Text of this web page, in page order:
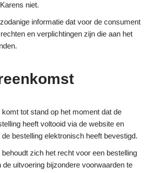
niet.
informatie dat voor de consument
en verplichtingen zijn die aan het
tot stand op het moment dat de
heeft voltooid via de website en
bestelling elektronisch heeft bevestigd.
zich het recht voor een bestelling
de uitvoering bijzondere voorwaarden te